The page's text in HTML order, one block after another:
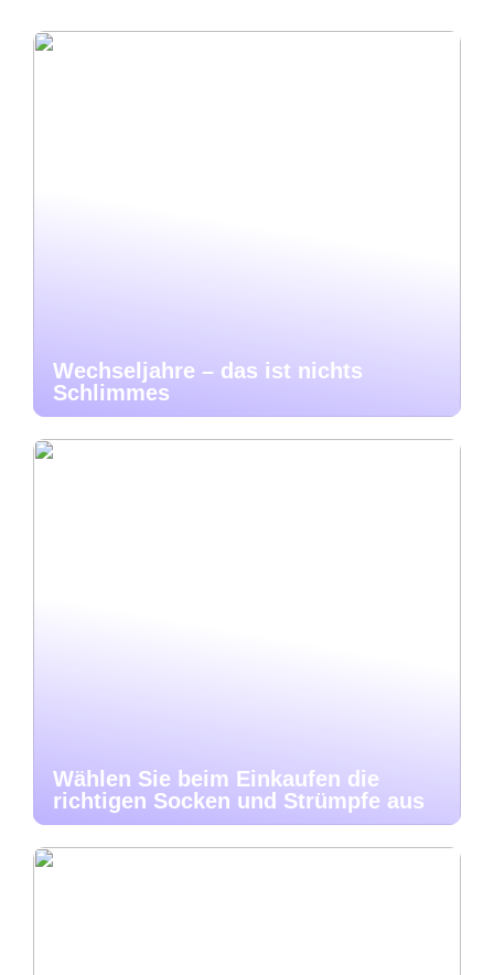
Wechseljahre – das ist nichts
Schlimmes
Wählen Sie beim Einkaufen die
richtigen Socken und Strümpfe aus